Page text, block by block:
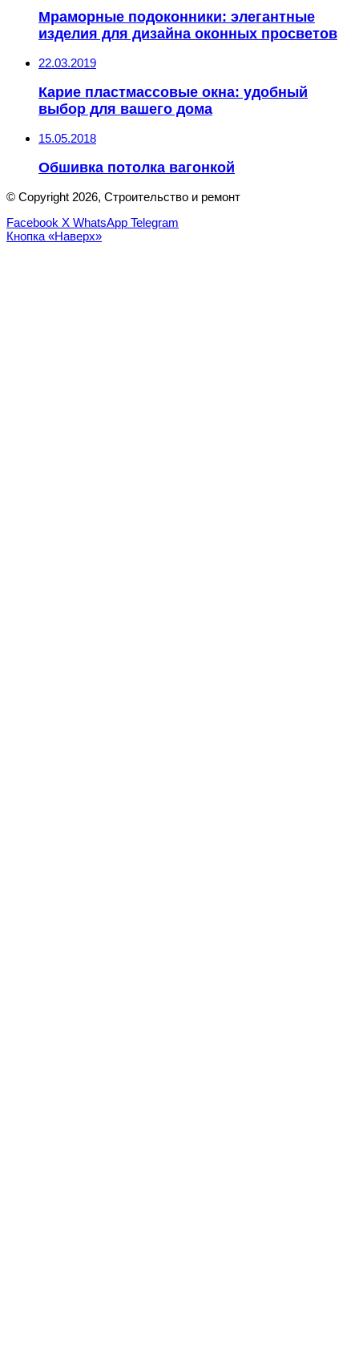
Мраморные подоконники: элегантные
изделия для дизайна оконных просветов
22.03.2019
Карие пластмассовые окна: удобный
выбор для вашего дома
15.05.2018
Обшивка потолка вагонкой
© Copyright 2026, Строительство и ремонт
Facebook X WhatsApp Telegram
Кнопка «Наверх»